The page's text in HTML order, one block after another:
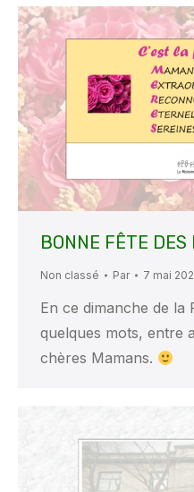
BONNE FÊTE DES
Non classé Par 7 mai
En ce dimanche de la
quelques mots, entre
chères Mamans.